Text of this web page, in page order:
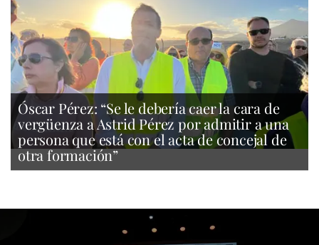
Óscar Pérez: “Se le debería caer la cara de
vergüenza a Astrid Pérez por admitir a una
persona que está con el acta de concejal de
otra formación”